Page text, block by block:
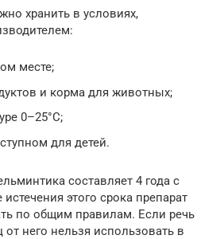
хранить в условиях,
месте;
и корма для животных;
0–25°C;
для детей.
составляет 4 года с
этого срока препарат
по общим правилам. Если речь
от него нельзя использовать в